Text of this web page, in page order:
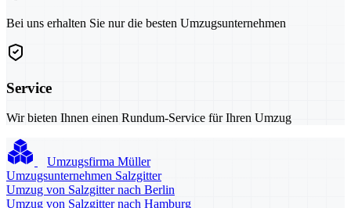
Bei uns erhalten Sie nur die besten Umzugsunternehmen
Service
Wir bieten Ihnen einen Rundum-Service für Ihren Umzug
Umzugsfirma Müller
Umzugsunternehmen Salzgitter
Umzug von Salzgitter nach Berlin
Umzug von Salzgitter nach Hamburg